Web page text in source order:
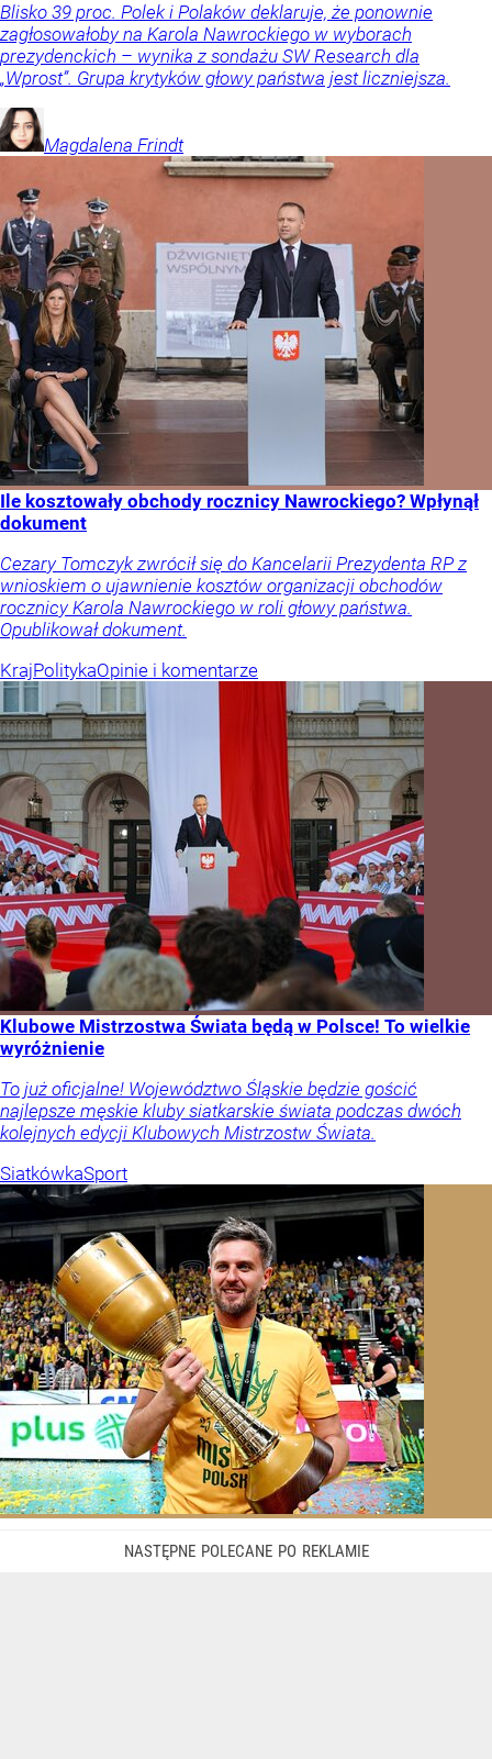
Blisko 39 proc. Polek i Polaków deklaruje, że ponownie
zagłosowałoby na Karola Nawrockiego w wyborach
prezydenckich – wynika z sondażu SW Research dla
„Wprost”. Grupa krytyków głowy państwa jest liczniejsza.
Magdalena Frindt
Ile kosztowały obchody rocznicy Nawrockiego? Wpłynął
dokument
Cezary Tomczyk zwrócił się do Kancelarii Prezydenta RP z
wnioskiem o ujawnienie kosztów organizacji obchodów
rocznicy Karola Nawrockiego w roli głowy państwa.
Opublikował dokument.
KrajPolitykaOpinie i komentarze
Klubowe Mistrzostwa Świata będą w Polsce! To wielkie
wyróżnienie
To już oficjalne! Województwo Śląskie będzie gościć
najlepsze męskie kluby siatkarskie świata podczas dwóch
kolejnych edycji Klubowych Mistrzostw Świata.
SiatkówkaSport